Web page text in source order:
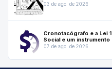
03 de ago. de 2026
Cronotacógrafo e a Lei
Social e um instrumento
07 de ago. de 2026